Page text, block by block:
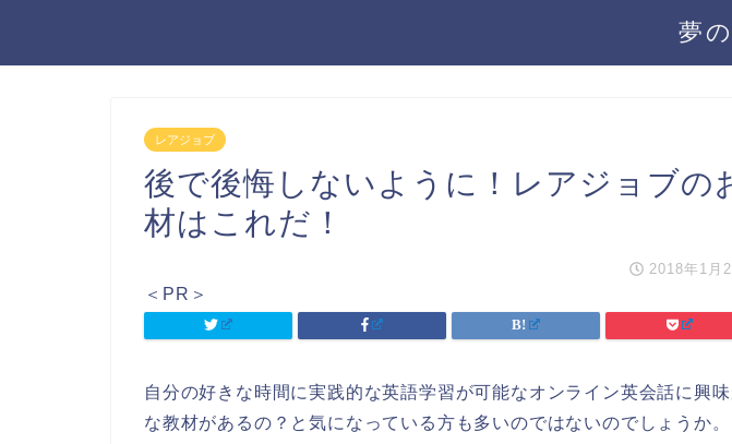
夢
レアジョブ
後で後悔しないように！レアジョブの
材はこれだ！
2018年1月
＜PR＞
自分の好きな時間に実践的な英語学習が可能なオンライン英会話に興
な教材があるの？と気になっている方も多いのではないのでしょうか。